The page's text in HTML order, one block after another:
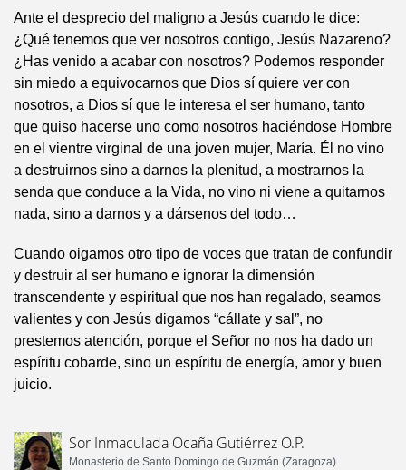
Ante el desprecio del maligno a Jesús cuando le dice:
¿Qué tenemos que ver nosotros contigo, Jesús Nazareno?
¿Has venido a acabar con nosotros? Podemos responder
sin miedo a equivocarnos que Dios sí quiere ver con
nosotros, a Dios sí que le interesa el ser humano, tanto
que quiso hacerse uno como nosotros haciéndose Hombre
en el vientre virginal de una joven mujer, María. Él no vino
a destruirnos sino a darnos la plenitud, a mostrarnos la
senda que conduce a la Vida, no vino ni viene a quitarnos
nada, sino a darnos y a dársenos del todo…
Cuando oigamos otro tipo de voces que tratan de confundir
y destruir al ser humano e ignorar la dimensión
transcendente y espiritual que nos han regalado, seamos
valientes y con Jesús digamos “cállate y sal”, no
prestemos atención, porque el Señor no nos ha dado un
espíritu cobarde, sino un espíritu de energía, amor y buen
juicio.
Sor Inmaculada Ocaña Gutiérrez O.P.
Monasterio de Santo Domingo de Guzmán (Zaragoza)